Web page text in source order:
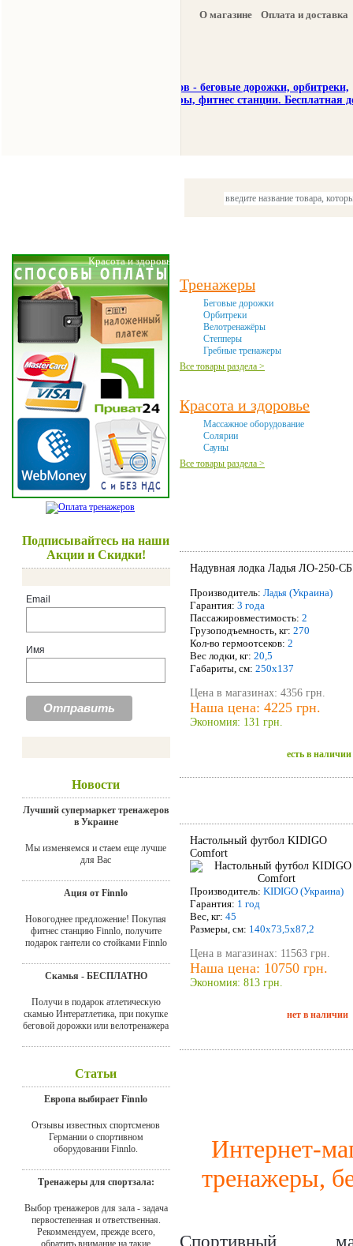
О магазине Оплата и доставка
Красота и здоровье
Подписывайтесь на наши
Акции и Скидки!
Email
Имя
Новости
Лучший супермаркет тренажеров
в Украине
Мы изменяемся и стаем еще лучше
для Вас
Ация от Finnlo
Новогоднее предложение! Покупая
фитнес станцию Finnlo, получите
подарок гантели со стойками Finnlo
Скамья - БЕСПЛАТНО
Получи в подарок атлетическую
скамью Интератлетика, при покупке
беговой дорожки или велотренажера
Статьи
Европа выбирает Finnlo
Отзывы известных спортсменов
Германии о спортивном
оборудовании Finnlo.
Тренажеры для спортзала:
Выбор тренажеров для зала - задача
первостепенная и ответственная.
Рекоммендуем, прежде всего,
обратить внимание на такие
Тренажеры
Беговые дорожки
Орбитреки
Велотренажёры
Степперы
Гребные тренажеры
Все товары раздела >
Красота и здоровье
Массажное оборудование
Солярии
Сауны
Все товары раздела >
Надувная лодка Ладья ЛО-250-СБ
Производитель: Ладья (Украина)
Гарантия: 3 года
Пассажировместимость: 2
Грузоподъемность, кг: 270
Кол-во гермоотсеков: 2
Вес лодки, кг: 20,5
Габариты, см: 250х137
Цена в магазинах: 4356 грн.
Наша цена: 4225 грн.
Экономия: 131 грн.
есть в наличии
Настольный футбол KIDIGO
Comfort
Производитель: KIDIGO (Украина)
Гарантия: 1 год
Вес, кг: 45
Размеры, см: 140х73,5х87,2
Цена в магазинах: 11563 грн.
Наша цена: 10750 грн.
Экономия: 813 грн.
нет в наличии
Интернет-
тренажеры,
Спортивный